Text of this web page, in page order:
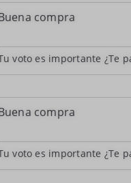
compra
voto es importante ¿Te
compra
voto es importante ¿Te